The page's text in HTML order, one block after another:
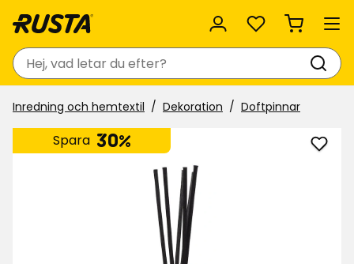
Favoriter
Sök
Inredning och hemtextil Dekoration Doftpinnar
Spara 30%
Lägg